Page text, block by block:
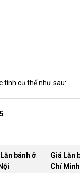
tính cụ thể như sau:
bánh ở
Giá Lăn
Chí Minh